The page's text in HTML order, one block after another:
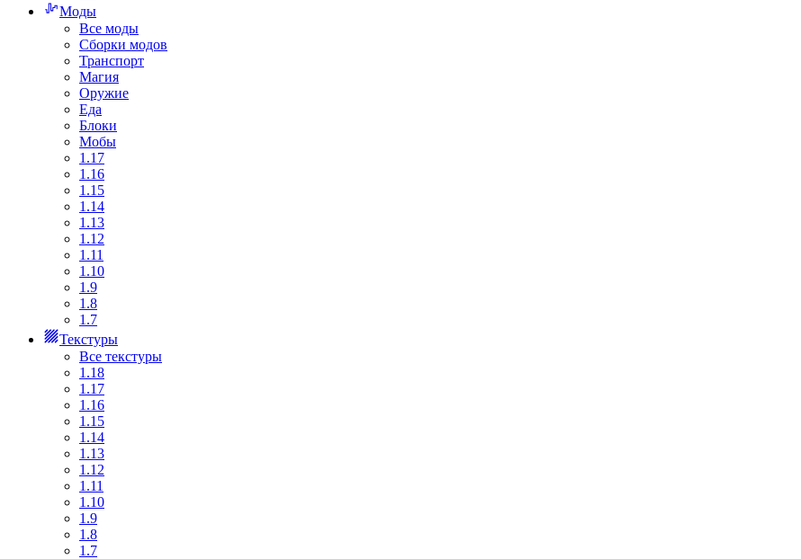
Моды
Все моды
Сборки модов
Транспорт
Магия
Оружие
Еда
Блоки
Мобы
1.17
1.16
1.15
1.14
1.13
1.12
1.11
1.10
1.9
1.8
1.7
Текстуры
Все текстуры
1.18
1.17
1.16
1.15
1.14
1.13
1.12
1.11
1.10
1.9
1.8
1.7